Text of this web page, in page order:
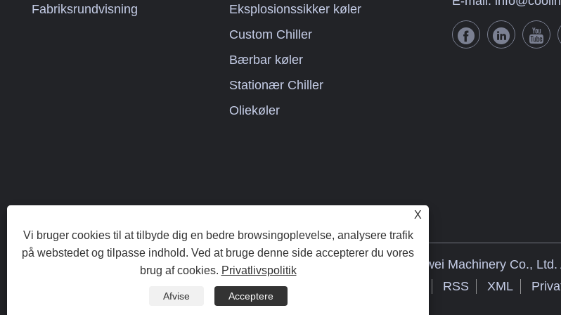
Kølekapacitet: 2 ton til 200 ton
Fabriksrundvisning
Eksplosionssikker køler
Custom Chiller
Bærbar køler
Stationær Chiller
Oliekøler
Copyright © 2023 Guangdong Tongwei Machinery Co.,
RSS XML
X
Vi bruger cookies til at tilbyde dig en bedre browsingoplevelse, analysere trafik
på webstedet og tilpasse indhold. Ved at bruge denne side accepterer du vores
brug af cookies. Privatlivspolitik
Afvise Acceptere